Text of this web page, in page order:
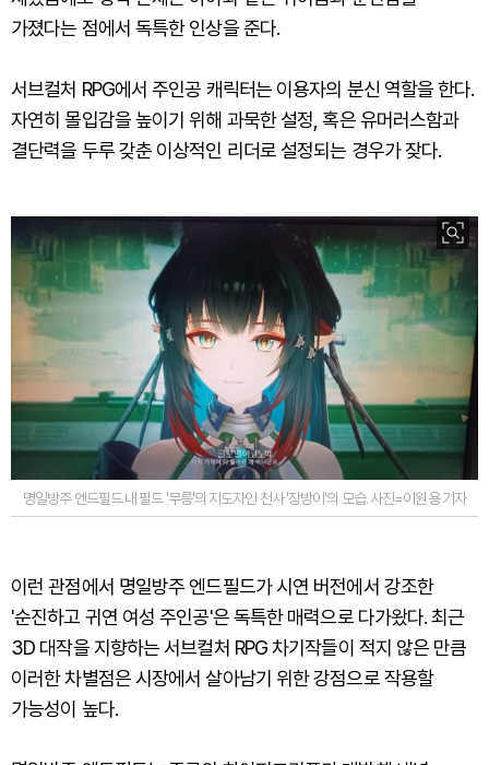
가졌다는 점에서 독특한 인상을 준다.
서브컬처 RPG에서 주인공 캐릭터는 이용자의 분신 역할을 한다.
자연히 몰입감을 높이기 위해 과묵한 설정, 혹은 유머러스함과
결단력을 두루 갖춘 이상적인 리더로 설정되는 경우가 잦다.
명일방주 엔드필드 내 필드 '무릉'의 지도자인 천사 '장방이'의 모습. 사진=이원용 기자
이런 관점에서 명일방주 엔드필드가 시연 버전에서 강조한
'순진하고 귀연 여성 주인공'은 독특한 매력으로 다가왔다. 최근
3D 대작을 지향하는 서브컬처 RPG 차기작들이 적지 않은 만큼
이러한 차별점은 시장에서 살아남기 위한 강점으로 작용할
가능성이 높다.